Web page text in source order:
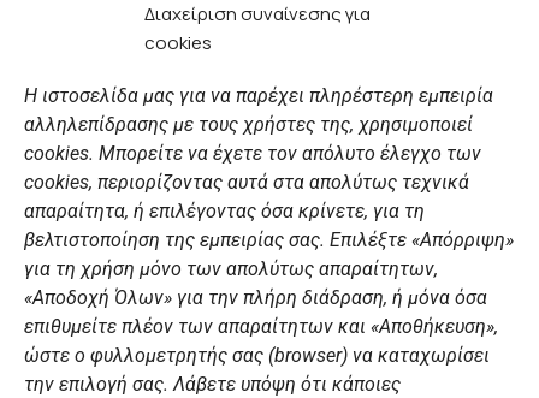
Διαχείριση συναίνεσης για
cookies
Η ιστοσελίδα μας για να παρέχει πληρέστερη εμπειρία
αλληλεπίδρασης με τους χρήστες της, χρησιμοποιεί
cookies. Μπορείτε να έχετε τον απόλυτο έλεγχο των
cookies, περιορίζοντας αυτά στα απολύτως τεχνικά
απαραίτητα, ή επιλέγοντας όσα κρίνετε, για τη
βελτιστοποίηση της εμπειρίας σας. Επιλέξτε «Απόρριψη»
για τη χρήση μόνο των απολύτως απαραίτητων,
«Αποδοχή Όλων» για την πλήρη διάδραση, ή μόνα όσα
επιθυμείτε πλέον των απαραίτητων και «Αποθήκευση»,
ώστε ο φυλλομετρητής σας (browser) να καταχωρίσει
την επιλογή σας. Λάβετε υπόψη ότι κάποιες
F
a
e
b
o
o
k
t
a
g
r
a
m
t
u
b
e
n
k
e
d
i
n
ΣΎΝΔΕΣΜΟΙ
Αθλητικές σχολές
Διάπλους
Χορηγοί
Summer Camp
ΠΡΟΣΩΠΙΚΑ ΔΕΔΟΜΕΝΑ